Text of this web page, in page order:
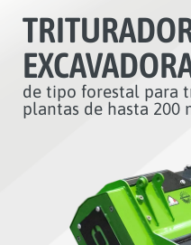
de tipo forestal para
plantas de hasta 200